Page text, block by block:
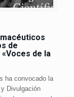
de
de la
ha convocado la
Divulgación